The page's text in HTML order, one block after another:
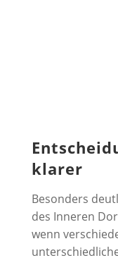
klarer
Besonders
des Inneren
wenn